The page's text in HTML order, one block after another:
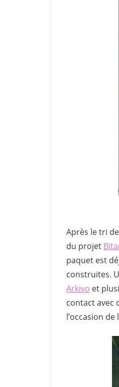
Après le tri
du projet
paquet est
construites.
Arkivo et
contact avec
l’occasion de